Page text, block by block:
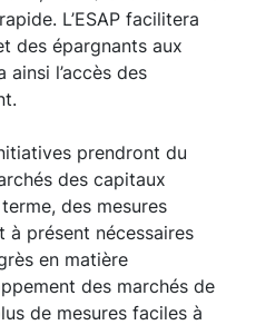
L’ESAP facilitera
des épargnants aux
l’accès des
prendront du
des capitaux
des mesures
à présent nécessaires
en matière
des marchés de
de mesures faciles à